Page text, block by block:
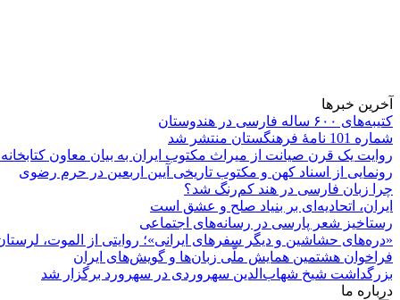
آخرین خبرها
کتیبه‌های ۶۰۰ ساله فارسی در هندوستان
شماره 101 نامۀ فرهنگستان منتشر شد
روایت یک قرن صیانت از میراث مکتوب ایران به بیان معاون
رونمایی از اسناد کهن و مکتوب تاریخی آیین اربعین در حرم رضوی
چرا زبان فارسی در هند کم‌رنگ شد؟
ایران، اتحادیه‌ای بر بنیاد صلح و عشق است
رستاخیز شعر پارسی در رسانه‌های اجتماعی
«دره‌های حشاشین و دیگر سفرهای ایرانی»؛ روایتی از الموت، لرستان
فراخوان هشتمین همایش ملّی زبان‌ها و گویش‌های ایران
بزرگداشت شیخ شهاب‌الدین سهروردی در سهرورد برگزار شد
درباره ما